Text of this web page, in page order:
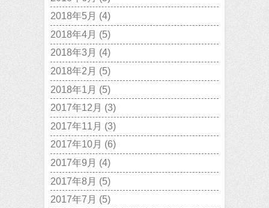
2018年5月 (4)
2018年4月 (5)
2018年3月 (4)
2018年2月 (5)
2018年1月 (5)
2017年12月 (3)
2017年11月 (3)
2017年10月 (6)
2017年9月 (4)
2017年8月 (5)
2017年7月 (5)